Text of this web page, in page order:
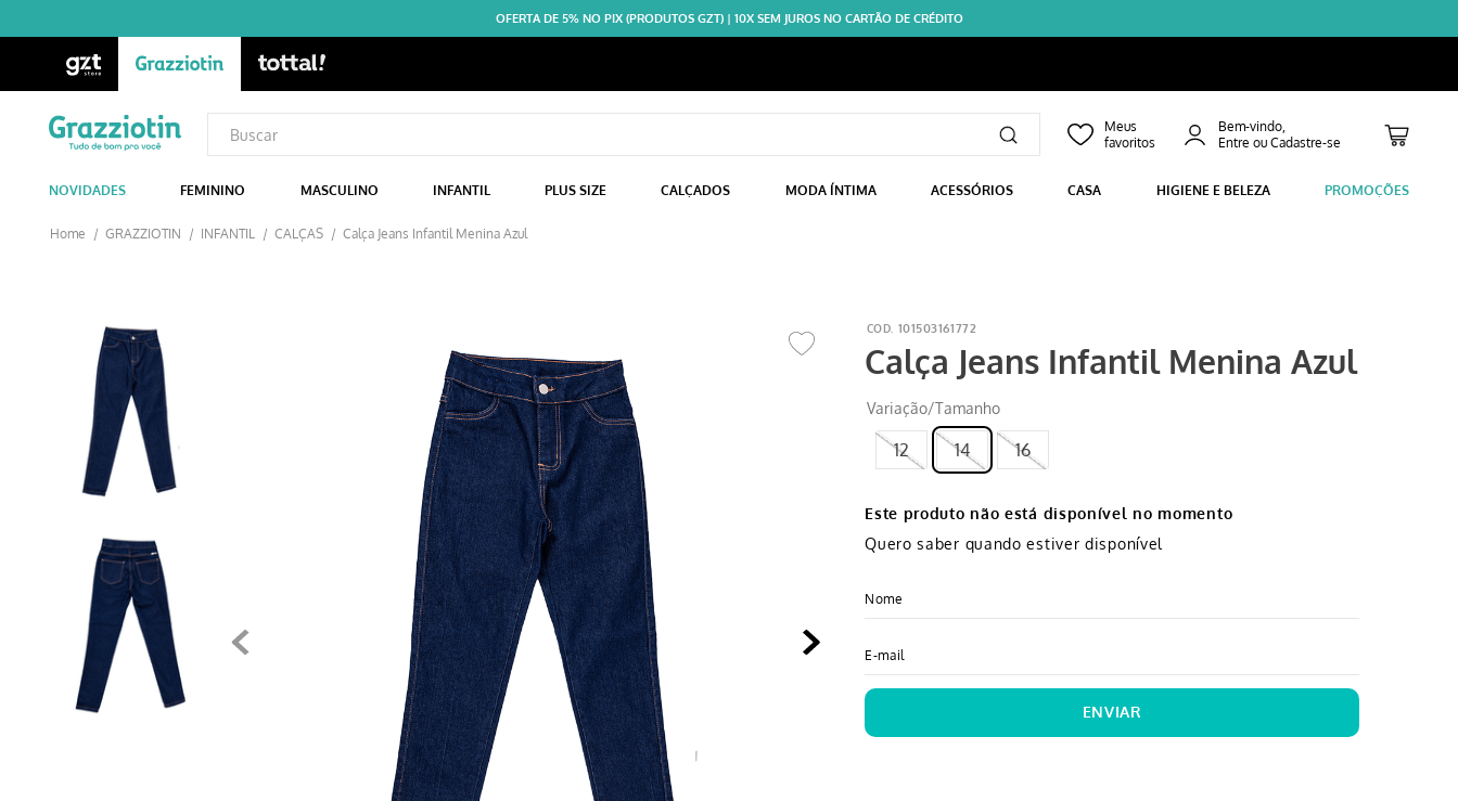
OFERTA DE 5% NO PIX (PRODUTOS GZT) | 10X SEM JUROS NO CARTÃO DE CRÉDITO
Bem-vindo,
NOVIDADES FEMININO MASCULINO INFANTIL PLUS SIZE CALÇADOS MODA ÍNTIMA ACESSÓRIOS CASA HIGIENE E BELEZA PROMOÇÕES
GRAZZIOTIN INFANTIL CALÇAS Calça Jeans Infantil Menina Azul
101503161772
Calça Jeans Infantil Menina Azul
Variação/Tamanho
12 14 16
Este produto não está disponível no momento
Quero saber quando estiver disponível
ENVIAR